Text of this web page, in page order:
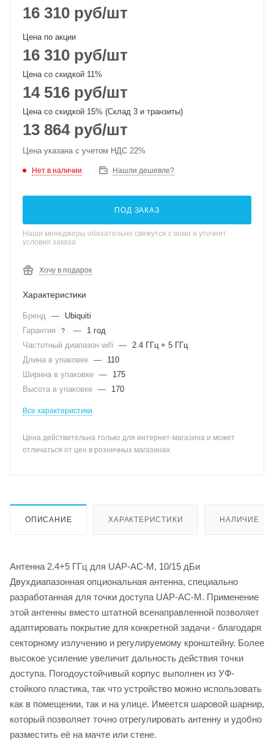
16 310 руб/шт
Цена по акции
16 310 руб/шт
Цена со скидкой 11%
14 516 руб/шт
Цена со скидкой 15% (Склад 3 и транзиты)
13 864руб/шт
Цена указана с учетом НДС 22%
Нет в наличии Нашли дешевле?
ПОД ЗАКАЗ
Наши менеджеры обязательно свяжутся с вами и уточнят
условия заказа
Хочу в подарок
Характеристики
Бренд —
Ubiquiti
Гарантия
? —
1 год
Частотный диапазон wifi
— 2.4 ГГц + 5 ГГц
Длина в упаковке —
110
Ширина в упаковке —
175
Высота в упаковке — 170
Все характеристики
Цена действительна только для интернет-магазина и может
отличаться от цен в розничных магазинах
ОПИСАНИЕ ХАРАКТЕРИСТИКИ НАЛИЧИЕ
Антенна 2.4+5 ГГц для UAP-AC-M, 10/15 дБи
Двухдиапазонная опциональная антенна, специально
разработанная для точки доступа UAP-AC-M. Применение
этой антенны вместо штатной всенаправленной позволяет
адаптировать покрытие для конкретной задачи - благодаря
секторному излучению и регулируемому кронштейну. Более
высокое усиление увеличит дальность действия точки
доступа. Погодоустойчивый корпус выполнен из УФ-
стойкого пластика, так что устройство можно использовать
как в помещении, так и на улице. Имеется шаровой шарнир,
который позволяет точно отрегулировать антенну и удобно
разместить её на мачте или стене.